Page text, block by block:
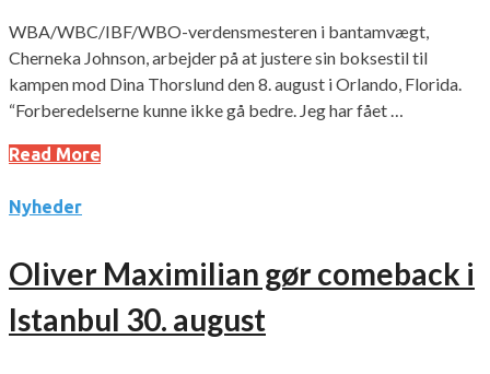
WBA/WBC/IBF/WBO-verdensmesteren i bantamvægt,
Cherneka Johnson, arbejder på at justere sin boksestil til
kampen mod Dina Thorslund den 8. august i Orlando, Florida.
“Forberedelserne kunne ikke gå bedre. Jeg har fået …
Read More
Nyheder
Oliver Maximilian gør comeback i
Istanbul 30. august